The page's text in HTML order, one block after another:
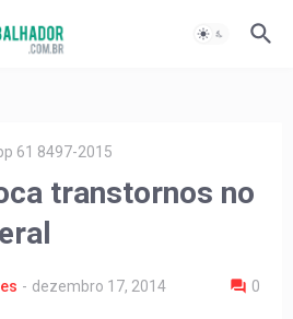
61 8497-2015
transtornos no
- dezembro 17, 2014 0